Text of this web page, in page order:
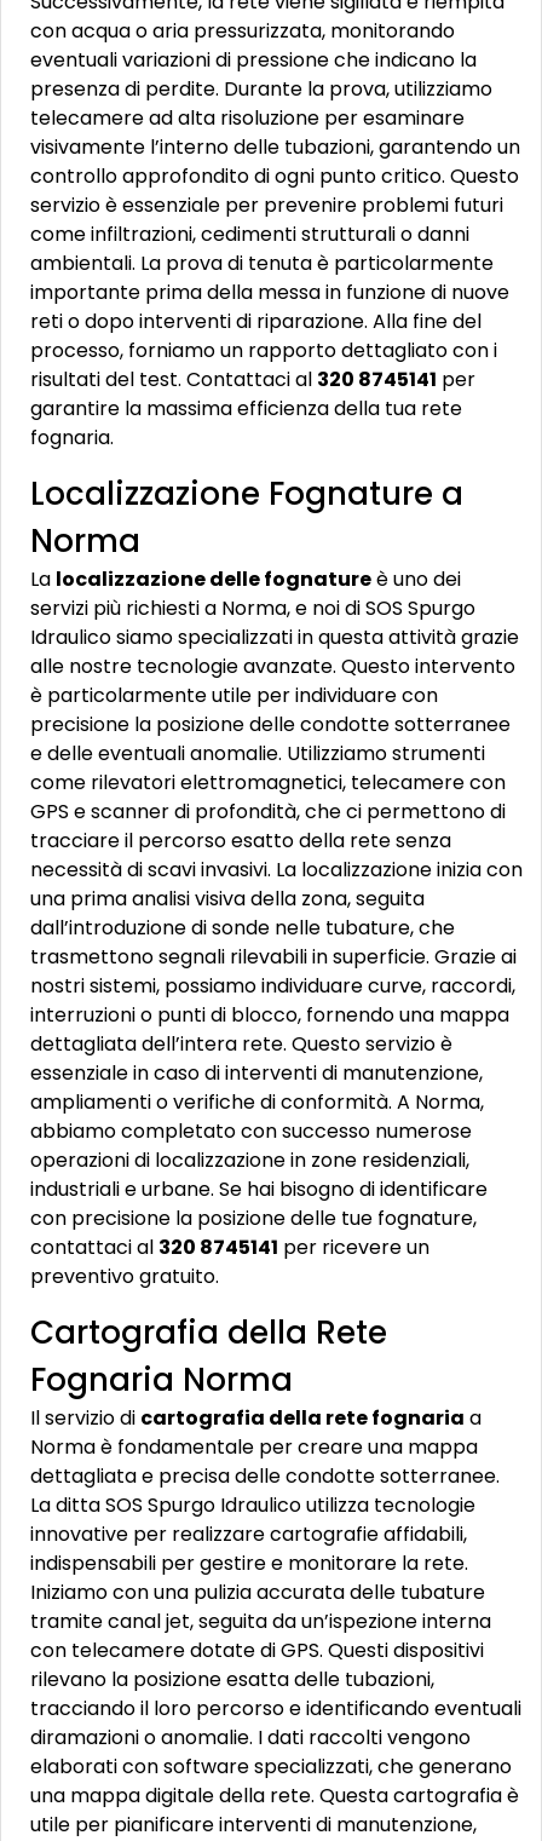
con acqua o aria pressurizzata, monitorando
eventuali variazioni di pressione che indicano la
presenza di perdite. Durante la prova, utilizziamo
telecamere ad alta risoluzione per esaminare
visivamente l’interno delle tubazioni, garantendo un
controllo approfondito di ogni punto critico. Questo
servizio è essenziale per prevenire problemi futuri
come infiltrazioni, cedimenti strutturali o danni
ambientali. La prova di tenuta è particolarmente
importante prima della messa in funzione di nuove
reti o dopo interventi di riparazione. Alla fine del
processo, forniamo un rapporto dettagliato con i
risultati del test. Contattaci al 320 8745141 per
garantire la massima efficienza della tua rete
fognaria.
Localizzazione Fognature a
Norma
La localizzazione delle fognatureè uno dei
servizi più richiesti a Norma, e noi di SOS Spurgo
Idraulico siamo specializzati in questa attività grazie
alle nostre tecnologie avanzate. Questo intervento
è particolarmente utile per individuare con
precisione la posizione delle condotte sotterranee
e delle eventuali anomalie. Utilizziamo strumenti
come rilevatori elettromagnetici, telecamere con
GPS e scanner di profondità, che ci permettono di
tracciare il percorso esatto della rete senza
necessità di scavi invasivi. La localizzazione inizia con
una prima analisi visiva della zona, seguita
dall’introduzione di sonde nelle tubature, che
trasmettono segnali rilevabili in superficie. Grazie ai
nostri sistemi, possiamo individuare curve, raccordi,
interruzioni o punti di blocco, fornendo una mappa
dettagliata dell’intera rete. Questo servizio è
essenziale in caso di interventi di manutenzione,
ampliamenti o verifiche di conformità. A Norma,
abbiamo completato con successo numerose
operazioni di localizzazione in zone residenziali,
industriali e urbane. Se hai bisogno di identificare
con precisione la posizione delle tue fognature,
contattaci al 320 8745141 per ricevere un
preventivo gratuito.
Cartografia della Rete
Fognaria Norma
Il servizio di cartografia della rete fognaria a
Norma è fondamentale per creare una mappa
dettagliata e precisa delle condotte sotterranee.
La ditta SOS Spurgo Idraulico utilizza tecnologie
innovative per realizzare cartografie affidabili,
indispensabili per gestire e monitorare la rete.
Iniziamo con una pulizia accurata delle tubature
tramite canal jet, seguita da un’ispezione interna
con telecamere dotate di GPS. Questi dispositivi
rilevano la posizione esatta delle tubazioni,
tracciando il loro percorso e identificando eventuali
diramazioni o anomalie. I dati raccolti vengono
elaborati con software specializzati, che generano
una mappa digitale della rete. Questa cartografia è
utile per pianificare interventi di manutenzione,